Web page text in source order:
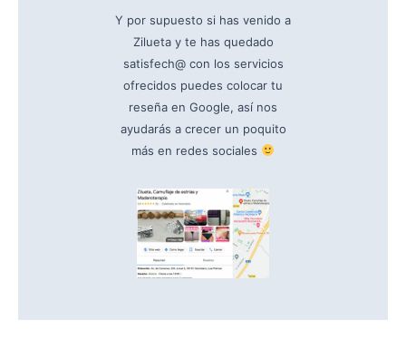
Y por supuesto si has venido a
Zilueta y te has quedado
satisfech@ con los servicios
ofrecidos puedes colocar tu
reseña en Google, así nos
ayudarás a crecer un poquito
más en redes sociales